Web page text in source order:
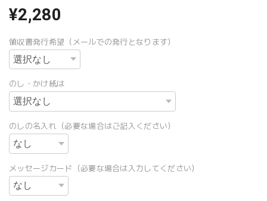
¥2,280
領収書発行希望（メールでの発行となります）
のし・かけ紙は
のしの名入れ（必要な場合はご記入ください）
メッセージカード（必要な場合は入力してください）